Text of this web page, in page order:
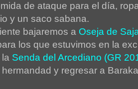
de ataque para el día,
y un saco sabana.
bajaremos a Oseja de
los que estuvimos en la
Senda del Arcediano (GR
y regresar a